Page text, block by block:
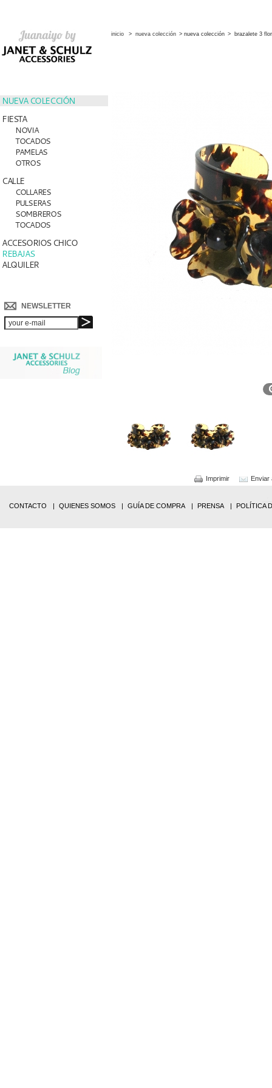
NUEVA COLECCIÓN
FIESTA
NOVIA
TOCADOS
PAMELAS
OTROS
CALLE
COLLARES
PULSERAS
SOMBREROS
TOCADOS
ACCESORIOS CHICO
REBAJAS
ALQUILER
NEWSLETTER
inicio > nueva colección > nueva colección > brazalete 3
Enviar
Imprimir
CONTACTO QUIENES SOMOS GUÍA DE COMPRA PRENSA POLÍTICA